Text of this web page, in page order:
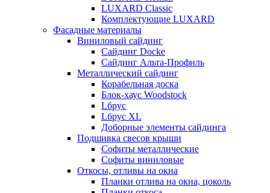
LUXARD Classic
Комплектующие LUXARD
Фасадные материалы
Виниловый сайдинг
Сайдинг Docke
Сайдинг Альта-Профиль
Металлический сайдинг
Корабельная доска
Блок-хаус Woodstock
Lбрус
Lбрус XL
Доборные элементы сайдинга
Подшивка свесов крыши
Софиты металлические
Софиты виниловые
Откосы, отливы на окна
Планки отлива на окна, цоколь